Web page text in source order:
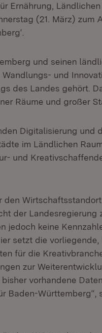
Ernährung, Ländlichen
(21. März) zum
und seinen
und
des Landes gehört.
Räume und großer
Digitalisierung und
im Ländlichen
und
den
der Landesregierung
jedoch keine
setzt die
für die
zur
vorhandene
Baden-Württemberg“,